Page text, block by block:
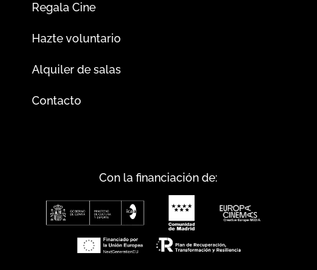
Regala Cine
Hazte voluntario
Alquiler de salas
Contacto
Con la financiación de: